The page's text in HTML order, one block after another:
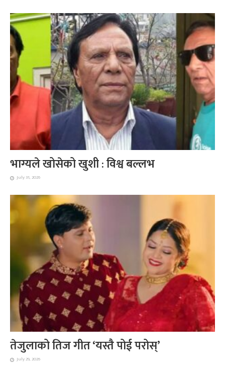
भाग्यले खोसेको खुशी : विश्व बल्लभ
July 31, 2026
तेजुलाको तिज गीत ‘यस्तै पोई परोस्’
July 29, 2026